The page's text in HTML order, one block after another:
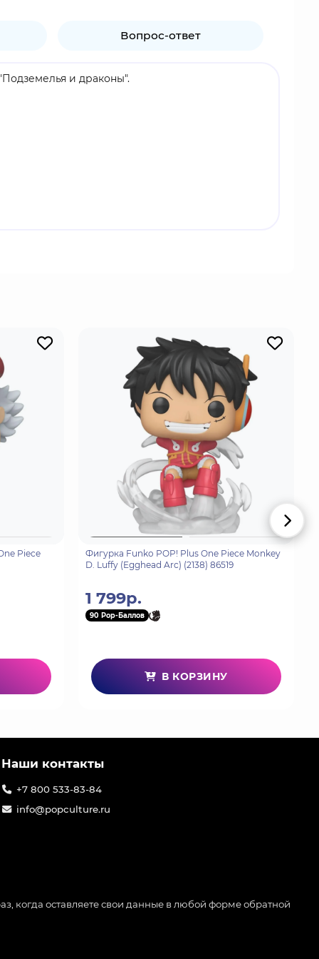
Вопрос-ответ
и драконы".
Piece
Фигурка Funko POP! Plus One Piece Monkey
D. Luffy (Egghead Arc) (2138) 86519
1 799р.
90 Pop-Баллов
В КОРЗИНУ
Наши контакты
+7 800 533-83-84
info@popculture.ru
когда оставляете свои данные в любой форме обратной